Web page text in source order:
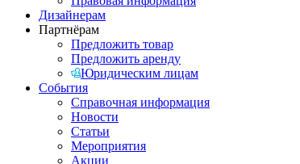
Дизайнерам
Партнёрам
Предложить товар
Предложить аренду
Юридическим лицам
События
Справочная информация
Новости
Статьи
Мероприятия
Акции